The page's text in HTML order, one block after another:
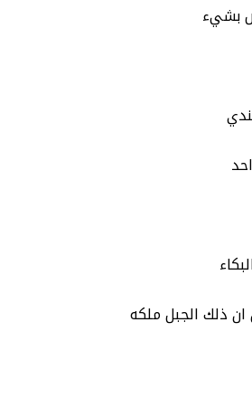
بشيء
ذلك الجبل ملكه